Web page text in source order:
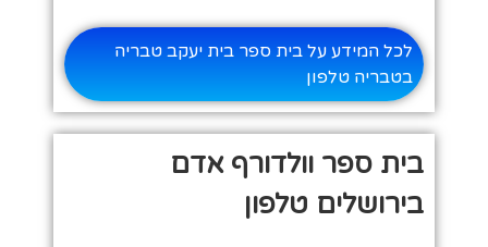
לכל המידע על בית ספר בית יעקב טבריה
בטבריה טלפון
בית ספר וולדורף אדם
בירושלים טלפון